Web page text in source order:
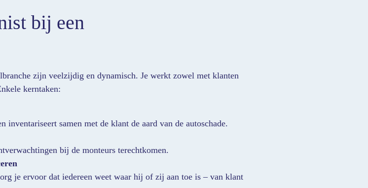
bij een
zijn veelzijdig en dynamisch. Je werkt zowel met klanten
kerntaken:
samen met de klant de aard van de autoschade.
bij de monteurs terechtkomen.
je ervoor dat iedereen weet waar hij of zij aan toe is – van klant